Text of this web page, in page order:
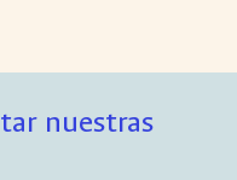
nuestras